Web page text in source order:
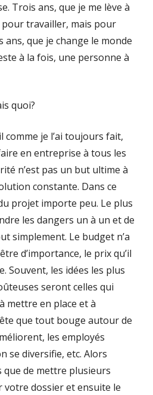
Trois ans, que je me lève à
travailler, mais pour
ans, que je change le monde
à la fois, une personne à
quoi?
comme je l’ai toujours fait,
en entreprise à tous les
n’est pas un but ultime à
constante. Dans ce
projet importe peu. Le plus
les dangers un à un et de
simplement. Le budget n’a
d’importance, le prix qu’il
Souvent, les idées les plus
seront celles qui
mettre en place et à
que tout bouge autour de
les employés
se diversifie, etc. Alors
de mettre plusieurs
dossier et ensuite le